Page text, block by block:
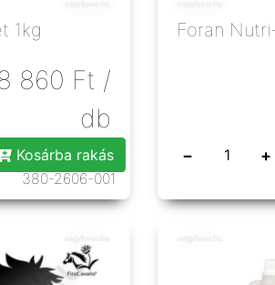
1kg
860 Ft /
db
Kosárba rakás
380-2606-001
− +